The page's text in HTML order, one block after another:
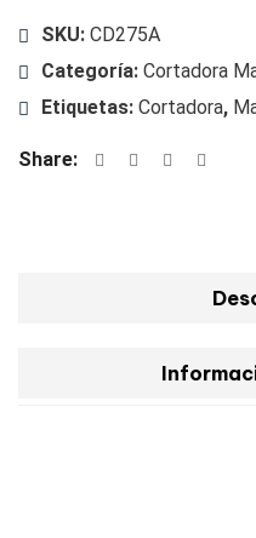
SKU: CD275A
Categoría: Cortadora
Etiquetas: Cortadora,
Share: